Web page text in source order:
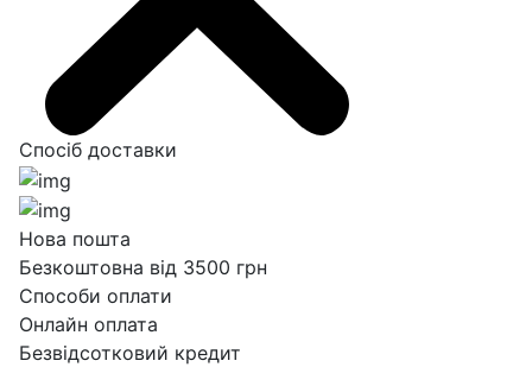
Спосіб доставки
Нова пошта
Безкоштовна від 3500 грн
Способи оплати
Онлайн оплата
Безвідсотковий кредит